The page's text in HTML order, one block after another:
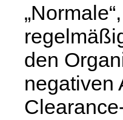
den
negativen